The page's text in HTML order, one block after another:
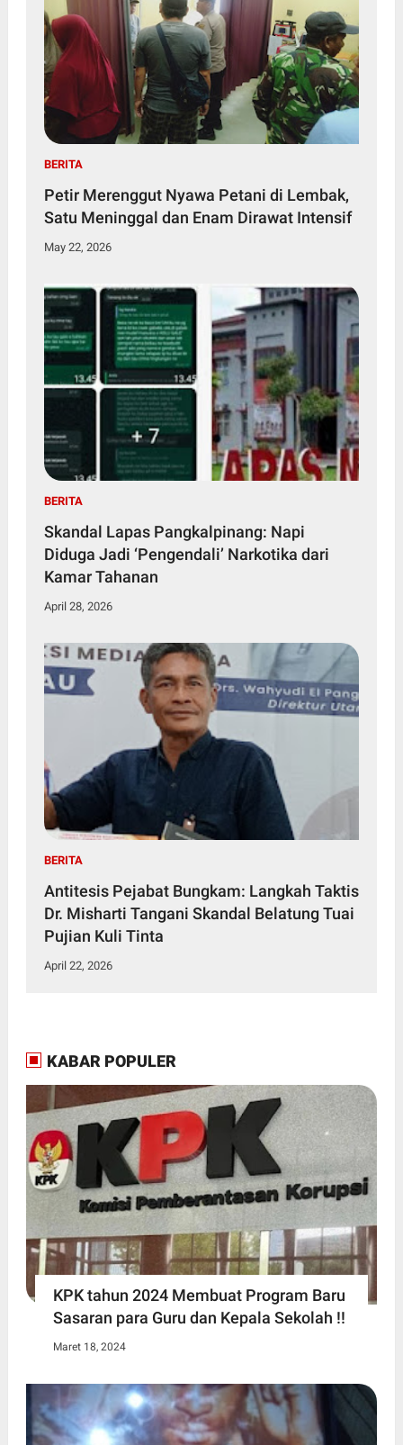
BERITA
Petir Merenggut Nyawa Petani di Lembak,
Satu Meninggal dan Enam Dirawat Intensif
May 22, 2026
BERITA
Skandal Lapas Pangkalpinang: Napi
Diduga Jadi ‘Pengendali’ Narkotika dari
Kamar Tahanan
April 28, 2026
BERITA
Antitesis Pejabat Bungkam: Langkah Taktis
Dr. Misharti Tangani Skandal Belatung Tuai
Pujian Kuli Tinta
April 22, 2026
KABAR POPULER
KPK tahun 2024 Membuat Program Baru
Sasaran para Guru dan Kepala Sekolah !!
Maret 18, 2024